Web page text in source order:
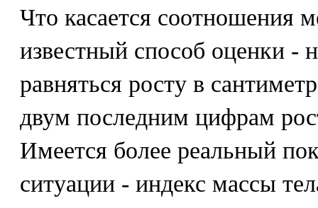
Что касается соотношения
известный способ оценки -
равняться росту в
двум последним цифрам
Имеется более реальный
ситуации - индекс массы